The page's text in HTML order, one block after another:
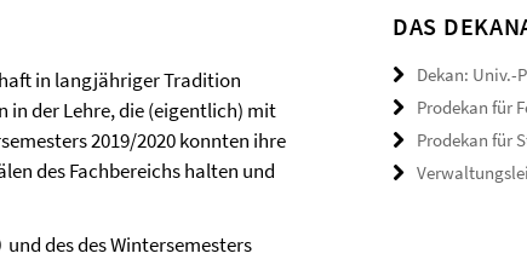
in langjähriger Tradition
in der Lehre, die (eigentlich) mit
2019/2020 konnten ihre
des Fachbereichs halten und
des des Wintersemesters
DAS
Dekan: Univ.-
Prodekan für
Prodekan für